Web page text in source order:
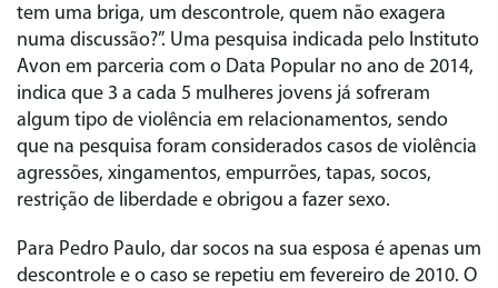
tem uma briga, um descontrole, quem não exagera
numa discussão?”. Uma pesquisa indicada pelo Instituto
Avon em parceria com o Data Popular no ano de 2014,
indica que 3 a cada 5 mulheres jovens já sofreram
algum tipo de violência em relacionamentos, sendo
que na pesquisa foram considerados casos de violência
agressões, xingamentos, empurrões, tapas, socos,
restrição de liberdade e obrigou a fazer sexo.
Para Pedro Paulo, dar socos na sua esposa é apenas um
descontrole e o caso se repetiu em fevereiro de 2010. O